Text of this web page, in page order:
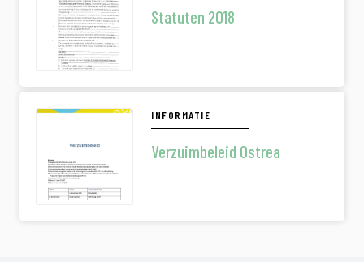
Statuten 2018
INFORMATIE
Verzuimbeleid Ostrea